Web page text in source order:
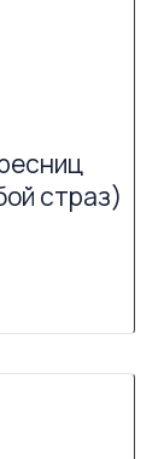
страз)